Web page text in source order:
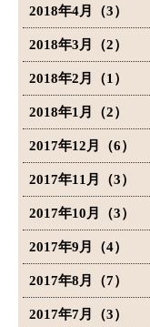
2018年4月（3）
2018年3月（2）
2018年2月（1）
2018年1月（2）
2017年12月（6）
2017年11月（3）
2017年10月（3）
2017年9月（4）
2017年8月（7）
2017年7月（3）